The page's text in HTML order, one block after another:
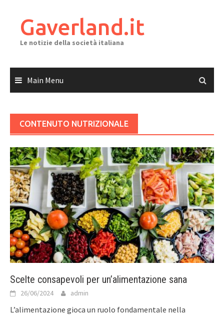
contentGaverland.it
Le notizie della società italiana
Main Menu
CONTENUTO NUTRIZIONALE
Scelte consapevoli per un’alimentazione sana
26/06/2024 admin
L’alimentazione gioca un ruolo fondamentale nella